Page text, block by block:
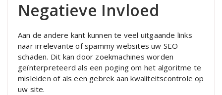
Negatieve Invloed
Aan de andere kant kunnen te veel uitgaande links
naar irrelevante of spammy websites uw SEO
schaden. Dit kan door zoekmachines worden
geïnterpreteerd als een poging om het algoritme te
misleiden of als een gebrek aan kwaliteitscontrole op
uw site.